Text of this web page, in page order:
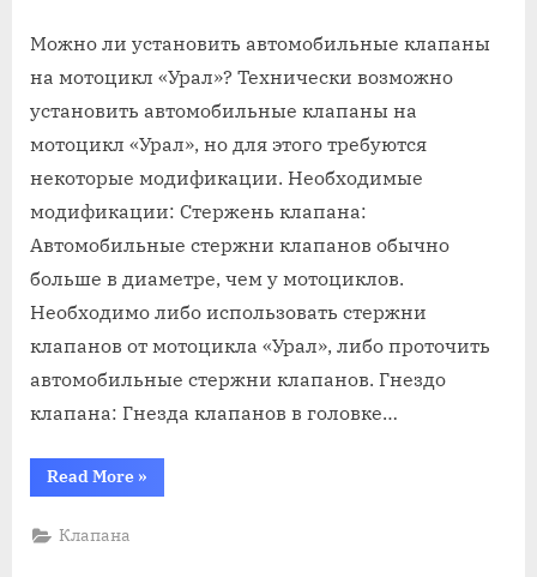
Клапана
на
Можно ли установить автомобильные клапаны
на мотоцикл «Урал»? Технически возможно
установить автомобильные клапаны на
мотоцикл «Урал», но для этого требуются
некоторые модификации. Необходимые
модификации: Стержень клапана:
Автомобильные стержни клапанов обычно
больше в диаметре, чем у мотоциклов.
Необходимо либо использовать стержни
клапанов от мотоцикла «Урал», либо проточить
автомобильные стержни клапанов. Гнездо
клапана: Гнезда клапанов в головке…
Read More“Клапана
на
»
Клапана